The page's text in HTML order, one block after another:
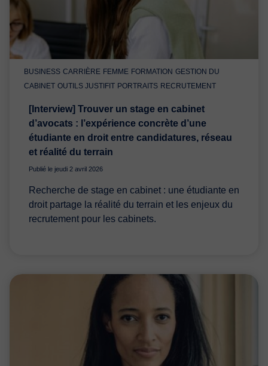
BUSINESS CARRIÈRE FEMME FORMATION GESTION DU
CABINET OUTILS JUSTIFIT PORTRAITS RECRUTEMENT
[Interview] Trouver un stage en cabinet
d’avocats : l’expérience concrète d’une
étudiante en droit entre candidatures, réseau
et réalité du terrain
Publié le jeudi 2 avril 2026
Recherche de stage en cabinet : une étudiante en
droit partage la réalité du terrain et les enjeux du
recrutement pour les cabinets.